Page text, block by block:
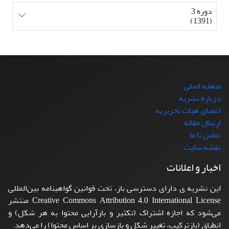
دوره 3
(1391)
صفحه اصلی
درباره نشریه
اعضای هیات تحریریه
ارسال مقاله
تماس با ما
نقشه سایت
اخبار و اعلانات
این نشریه ی دارای دسترسی باز، تحت قوانین گواهینامه بین‌المللی
Creative Commons Attribution 4.0 International License منتشر
می‌شود که اجازه اشتراک (تکثیر و بازآرایی محتوا به هر شکل) و
انطباق (بازترکیب، تغییر شکل و بازسازی بر اساس محتوا) را می‌دهد.